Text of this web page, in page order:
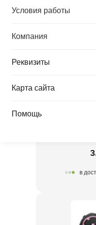
Условия работы
Компания
Реквизиты
Карта сайта
Помощь Е 12"
в